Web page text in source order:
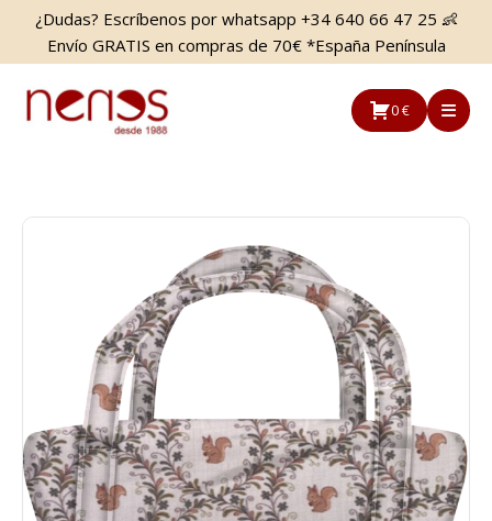
Saltar
contenido
principal
Saltar
la
barra
lateral
¿Dudas? Escríbenos por whatsapp +34 640 66 47 25 👶
Envío GRATIS en compras de 70€ *España Península
0 €